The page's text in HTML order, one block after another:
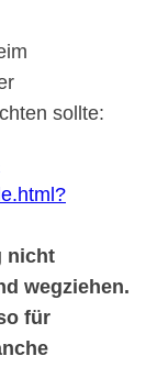
sollte:
nicht
wegziehen.
für